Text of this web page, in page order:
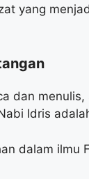
yang
dan menulis,
Idris
dalam ilmu